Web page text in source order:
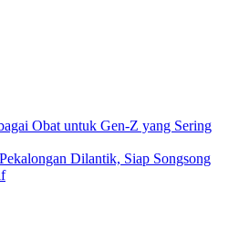
Obat untuk Gen-Z yang Sering
Dilantik, Siap Songsong